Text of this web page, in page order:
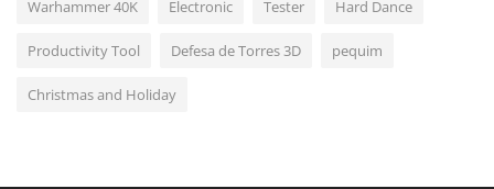
Warhammer 40K Electronic Tester Hard Dance
Productivity Tool Defesa de Torres 3D pequim
Christmas and Holiday